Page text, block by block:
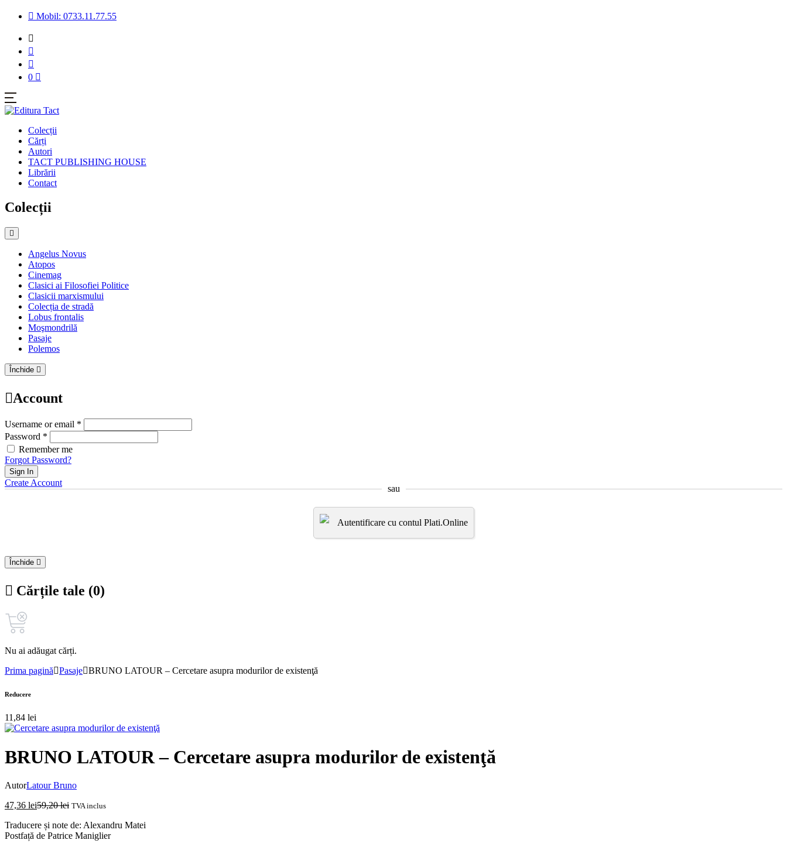
Mobil: 0733.11.77.55
0
Colecții
Cărți
Autori
TACT PUBLISHING HOUSE
Librării
Contact
Colecții
Angelus Novus
Atopos
Cinemag
Clasici ai Filosofiei Politice
Clasicii marxismului
Colecția de stradă
Lobus frontalis
Moşmondrilă
Pasaje
Polemos
Închide
Account
Username or email *
Password *
Remember me
Forgot Password?
Sign In
Create Account
sau
Autentificare cu contul Plati.Online
Închide
Cărțile tale (0)
Nu ai adăugat cărți.
Prima pagină
Pasaje BRUNO LATOUR – Cercetare asupra modurilor de existenţă
Reducere
11,84 lei
BRUNO LATOUR – Cercetare asupra modurilor de existenţă
AutorLatour Bruno
47,36 lei59,20lei TVA inclus
Traducere și note de: Alexandru Matei
Postfață de Patrice Maniglier